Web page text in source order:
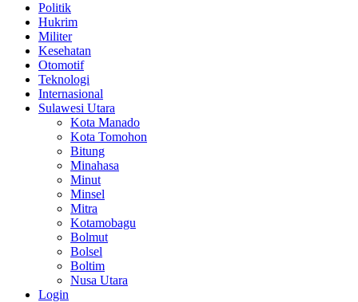
Politik
Hukrim
Militer
Kesehatan
Otomotif
Teknologi
Internasional
Sulawesi Utara
Kota Manado
Kota Tomohon
Bitung
Minahasa
Minut
Minsel
Mitra
Kotamobagu
Bolmut
Bolsel
Boltim
Nusa Utara
Login